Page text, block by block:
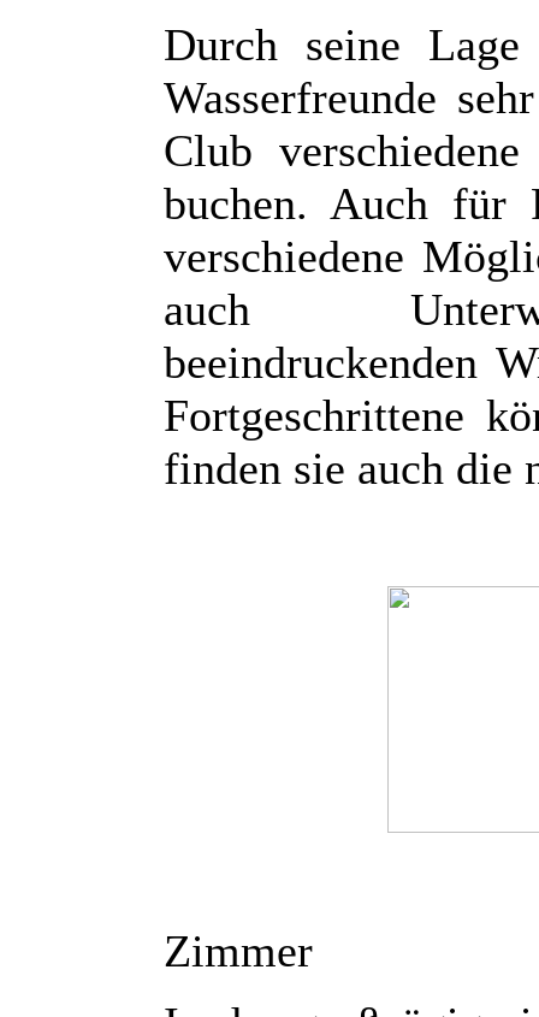
Durch seine
Wasserfreunde
Club
buchen. Auch für
verschiedene
auch
beeindruckenden
Fortgeschrittene
finden sie auch die
Zimmer